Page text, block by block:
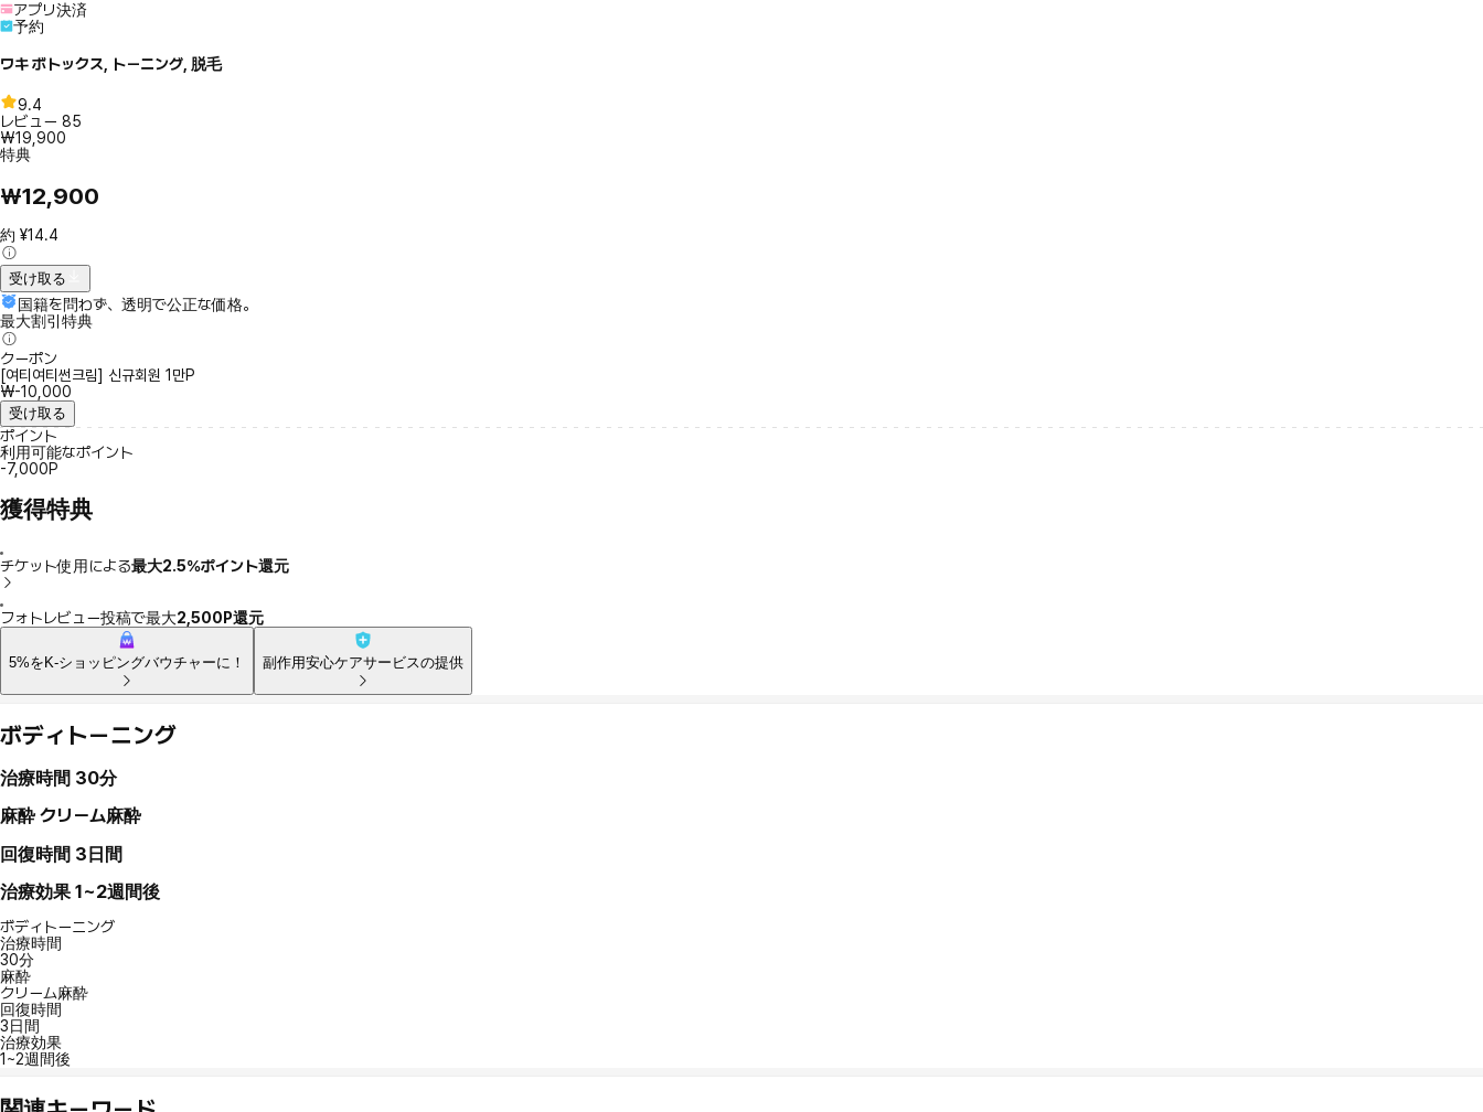
アプリ決済
予約
ワキ ボトックス, トーニング, 脱毛
9.4
レビュー 85
₩19,900
特典
₩12,900
約 ¥14.4
受け取る
国籍を問わず、透明で公正な価格。
最大割引特典
クーポン
[여티여티썬크림] 신규회원 1만P
₩-10,000
受け取る
ポイント
利用可能なポイント
-7,000P
獲得特典
チケット使用による最大2.5％ポイント還元
フォトレビュー投稿で最大2,500P還元
5%をK-ショッピングバウチャーに！ 副作用安心ケアサービスの提供
ボディトーニング
治療時間 30分
麻酔 クリーム麻酔
回復時間 3日間
治療効果 1~2週間後
ボディトーニング
治療時間
30分
麻酔
クリーム麻酔
回復時間
3日間
治療効果
1~2週間後